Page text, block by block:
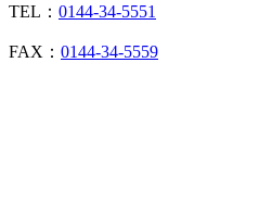
TEL： 0144-34-5551
FAX： 0144-34-5559